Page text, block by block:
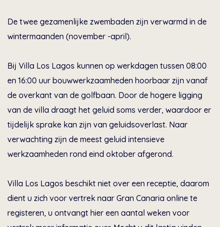
De twee gezamenlijke zwembaden zijn verwarmd in de
wintermaanden (november -april).
Bij Villa Los Lagos kunnen op werkdagen tussen 08:00
en 16:00 uur bouwwerkzaamheden hoorbaar zijn vanaf
de overkant van de golfbaan. Door de hogere ligging
van de villa draagt het geluid soms verder, waardoor er
tijdelijk sprake kan zijn van geluidsoverlast. Naar
verwachting zijn de meest geluid intensieve
werkzaamheden rond eind oktober afgerond.
Villa Los Lagos beschikt niet over een receptie, daarom
dient u zich voor vertrek naar Gran Canaria online te
registeren, u ontvangt hier een aantal weken voor